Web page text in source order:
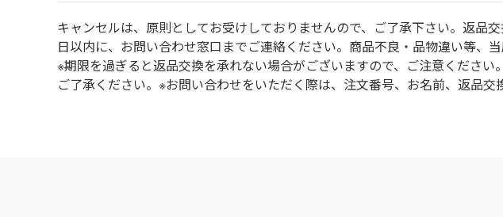
キャンセルは、原則としてお受けしておりませんので、ご了承下さい。返品
⽇以内に、お問い合わせ窓⼝までご連絡ください。商品不良・品物違い等、
※期限を過ぎると返品交換を承れない場合がございますので、ご注意くださ
ご了承ください。※お問い合わせをいただく際は、注文番号、お名前、返品交